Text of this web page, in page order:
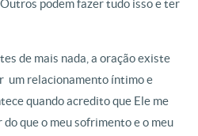
podem fazer tudo isso e ter
de mais nada, a oração existe
 um relacionamento íntimo e
quando acredito que Ele me
que o meu sofrimento e o meu